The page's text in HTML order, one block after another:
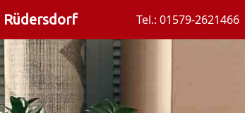
Rüdersdorf Tel.: 01579-2621466